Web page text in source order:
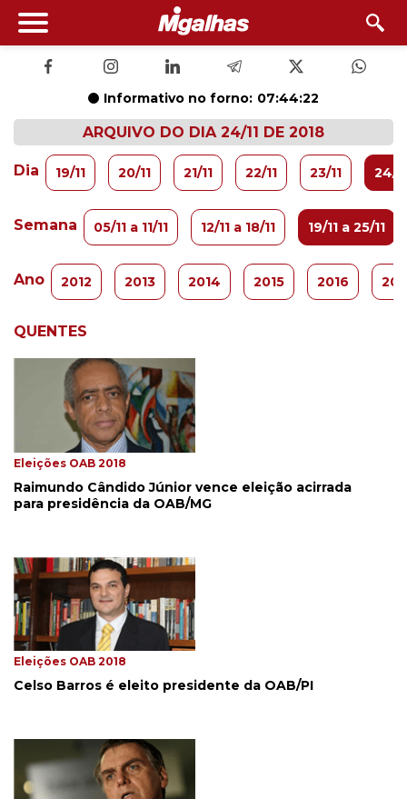
Informativo no forno: 07:44:22
ARQUIVO DO DIA 24/11 DE 2018
Dia 19/11 20/11 21/11 22/11 23/11 24/11
Semana 05/11 a 11/11 12/11 a 18/11 19/11 a 25/11
Ano 2012 2013 2014 2015 2016
QUENTES
Eleições OAB 2018
Raimundo Cândido Júnior vence eleição acirrada
para presidência da OAB/MG
Eleições OAB 2018
Celso Barros é eleito presidente da OAB/PI